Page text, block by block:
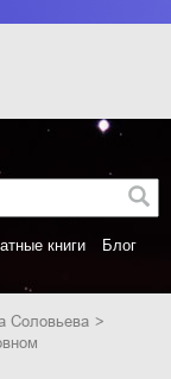
книги
Блог
Соловьева